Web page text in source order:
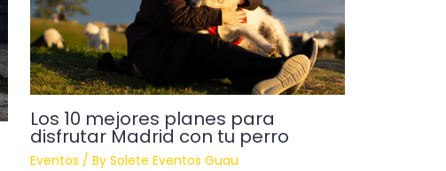
Los 10 mejores planes para
disfrutar Madrid con tu perro
Eventos / By Solete Eventos Guau